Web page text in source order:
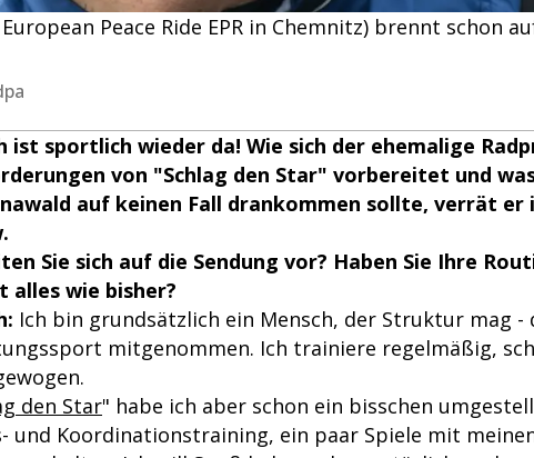
Peace Ride EPR in Chemnitz) brennt schon
ist sportlich wieder da! Wie sich der ehemalige
von "Schlag den Star" vorbereitet und
auf keinen Fall drankommen sollte, verrät er
Sie sich auf die Sendung vor? Haben Sie Ihre
alles wie bisher?
Ich bin grundsätzlich ein Mensch, der Struktur mag -
mitgenommen. Ich trainiere regelmäßig,
den Star" habe ich aber schon ein bisschen
und Koordinationstraining, ein paar Spiele mit